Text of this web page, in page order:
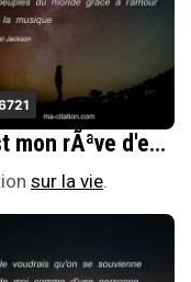
C'est mon rÃªve d'enfance d'unir les peuples du monde grÃ¢ce Ã l'amour et Ã la musique
sur la vie.